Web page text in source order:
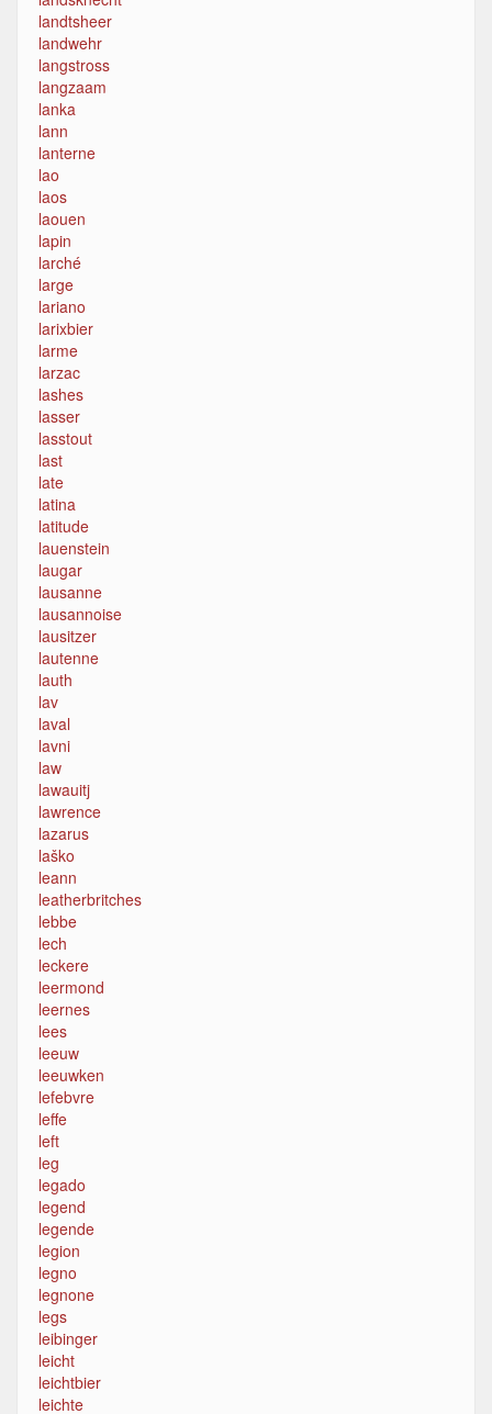
landtsheer
landwehr
langstross
langzaam
lanka
lann
lanterne
lao
laos
laouen
lapin
larché
large
lariano
larixbier
larme
larzac
lashes
lasser
lasstout
last
late
latina
latitude
lauenstein
laugar
lausanne
lausannoise
lausitzer
lautenne
lauth
lav
laval
lavni
law
lawauitj
lawrence
lazarus
laško
leann
leatherbritches
lebbe
lech
leckere
leermond
leernes
lees
leeuw
leeuwken
lefebvre
leffe
left
leg
legado
legend
legende
legion
legno
legnone
legs
leibinger
leicht
leichtbier
leichte